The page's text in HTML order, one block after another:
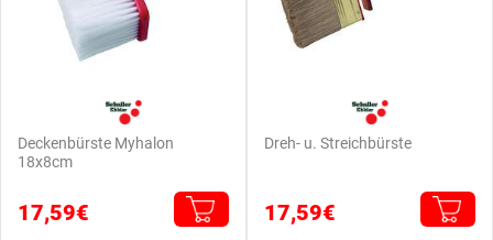
Deckenbürste Myhalon
18x8cm
17,59€
Dreh- u. Streichbürste
17,59€